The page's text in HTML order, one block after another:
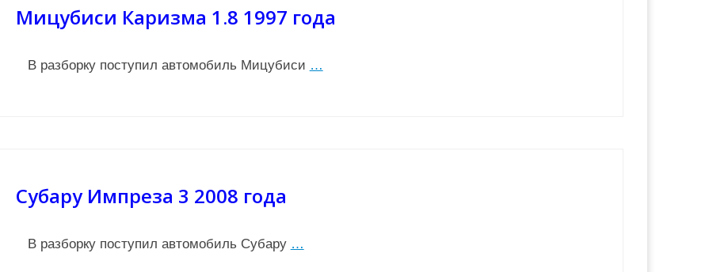
Мицубиси Каризма 1.8 1997 года
В разборку поступил автомобиль Мицубиси …
Субару Импреза 3 2008 года
В разборку поступил автомобиль Субару …